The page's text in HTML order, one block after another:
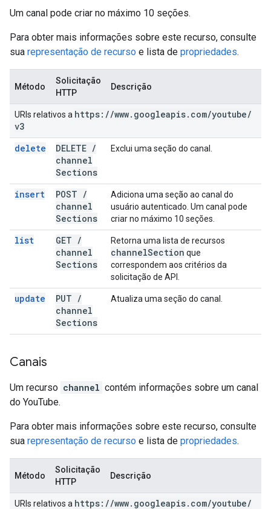
Um canal pode criar no máximo 10 seções.
Para obter mais informações sobre este recurso, consulte
sua representação de recurso e lista de propriedades.
Método
Solicitação
HTTP
Descrição
URIs relativos a https: //www. googleapis. com/youtube/
v3
delete
DELETE /
channel
Sections
Exclui uma seção do canal.
insert POST /
channel
Sections
Adiciona uma seção ao canal do
usuário autenticado. Um canal pode
criar no máximo 10 seções.
list GET /
channel
Sections
Retorna uma lista de recursos
channelSection que
correspondem aos critérios da
solicitação de API.
update PUT /
channel
Sections
Atualiza uma seção do canal.
Canais
Um recurso channel contém informações sobre um canal
do YouTube.
Para obter mais informações sobre este recurso, consulte
sua representação de recurso e lista de propriedades.
Método
Solicitação
HTTP
Descrição
URIs relativos a https: //www. googleapis. com/youtube/